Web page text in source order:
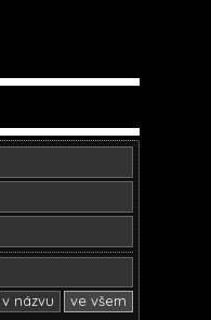
v názvu ve všem